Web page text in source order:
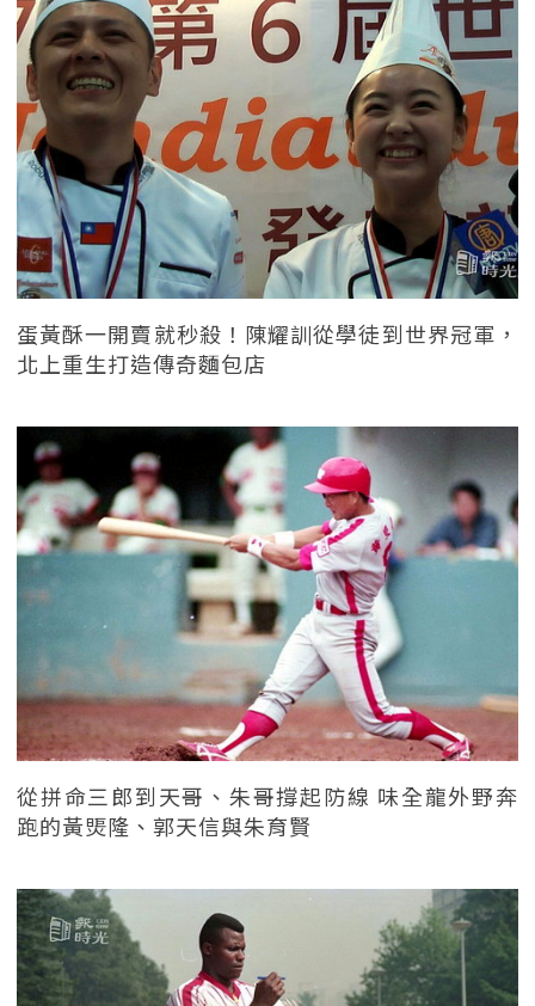
蛋黃酥一開賣就秒殺！陳耀訓從學徒到世界冠軍，
北上重生打造傳奇麵包店
從拼命三郎到天哥、朱哥撐起防線 味全龍外野奔
跑的黃煚隆、郭天信與朱育賢